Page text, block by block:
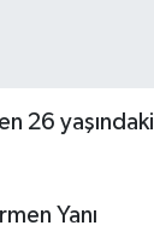
26 yaşındaki
Yanı